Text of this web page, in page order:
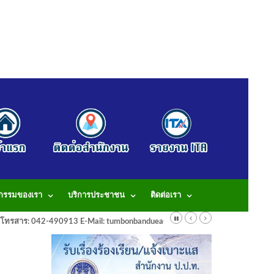
รรมของเรา บริการประชาชน ติดต่อเรา
สาร: 042-490913 E-Mail: tumbonbanduea@gmail.com